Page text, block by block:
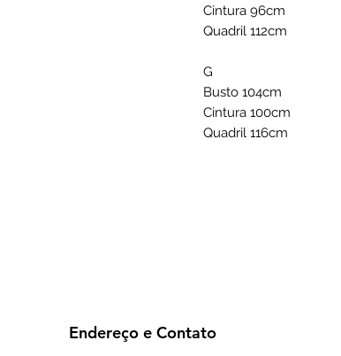
Cintura 96cm
Quadril 112cm
G
Busto 104cm
Cintura 100cm
Quadril 116cm
Endereço e Contato